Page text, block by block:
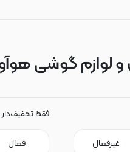
لوازم گوشی
غیرفعال
فقط تخفیف‌دار
فعال